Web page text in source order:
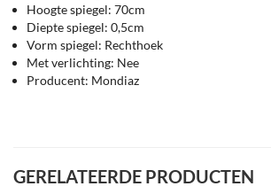
Hoogte spiegel: 70cm
Diepte spiegel: 0,5cm
Vorm spiegel: Rechthoek
Met verlichting: Nee
Producent: Mondiaz
GERELATEERDE PRODUCTEN